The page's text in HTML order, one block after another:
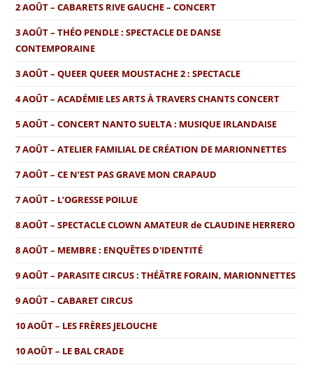
2 AOÛT – CABARETS RIVE GAUCHE – CONCERT
3 AOÛT – THÉO PENDLE : SPECTACLE DE DANSE
CONTEMPORAINE
3 AOÛT – QUEER QUEER MOUSTACHE 2 : SPECTACLE
4 AOÛT – ACADÉMIE LES ARTS À TRAVERS CHANTS CONCERT
5 AOÛT – CONCERT NANTO SUELTA : MUSIQUE IRLANDAISE
7 AOÛT – ATELIER FAMILIAL DE CRÉATION DE MARIONNETTES
7 AOÛT – CE N’EST PAS GRAVE MON CRAPAUD
7 AOÛT – L’OGRESSE POILUE
8 AOÛT – SPECTACLE CLOWN AMATEUR de CLAUDINE HERRERO
8 AOÛT – MEMBRE : ENQUÊTES D'IDENTITÉ
9 AOÛT – PARASITE CIRCUS : THÉÂTRE FORAIN, MARIONNETTES
9 AOÛT – CABARET CIRCUS
10 AOÛT – LES FRÈRES JELOUCHE
10 AOÛT – LE BAL CRADE